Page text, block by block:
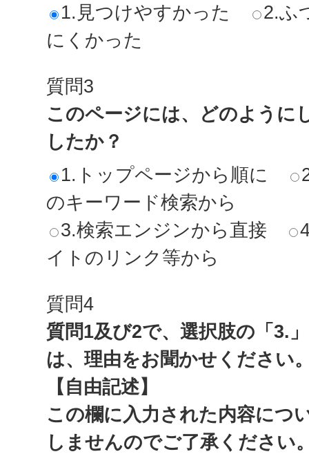
1.見つけやすかった
2.ふ
にくかった
質問3
このページには、どのように
したか？
1.トップページから順に
のキーワード検索から
3.検索エンジンから直接
イトのリンク等から
質問4
質問1及び2で、選択肢の「3.
は、理由をお聞かせください
【自由記述】
この欄に入力された内容につ
しませんのでご了承ください